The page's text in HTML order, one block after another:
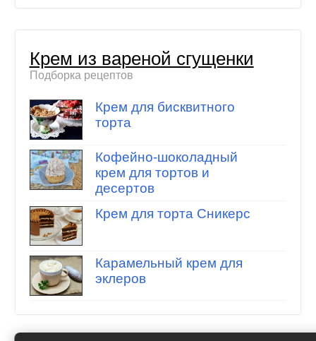
Крем из вареной сгущенки
Подборка рецептов
Крем для бисквитного
торта
Кофейно-шоколадный
крем для тортов и
десертов
Крем для торта Сникерс
Карамельный крем для
эклеров